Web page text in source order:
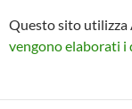
Questo sito utilizza
vengono elaborati i